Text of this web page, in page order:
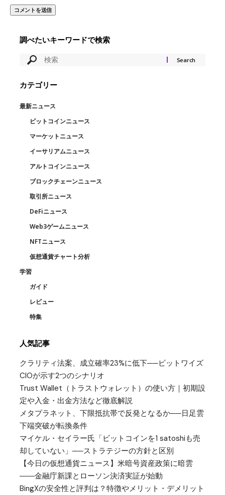
調べたいキーワードで検索
カテゴリー
最新ニュース
ビットコインニュース
マーケットニュース
イーサリアムニュース
アルトコインニュース
ブロックチェーンニュース
取引所ニュース
DeFiニュース
Web3ゲームニュース
NFTニュース
仮想通貨チャート分析
学習
ガイド
レビュー
特集
人気記事
クラリティ法案、成立確率23%に低下──ビットワイズ
CIOが示す2つのシナリオ
Trust Wallet（トラストウォレット）の使い方｜初期設
定や入金・出金方法など徹底解説
メタプラネット、下限抵抗帯で反発となるか──日足雲
下端突破が転換条件
マイケル・セイラー氏「ビットコインを1 satoshiも売
却していない」──ストラテジーの方針と区別
【今日の仮想通貨ニュース】米暗号資産政策に暗雲
――金融庁新課とローソン決済実証が始動
BingXの安全性と評判は？特徴やメリット・デメリット